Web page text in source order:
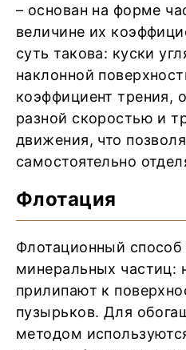
– основан на форме
величине их
суть такова: куски
наклонной
коэффициент трения,
разной скоростью и
движения, что
самостоятельно
Флотация
Флотационный способ
минеральных частиц:
прилипают к
пузырьков. Для
методом